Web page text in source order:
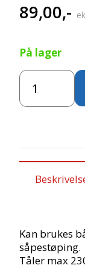
89,00,-
På lager
Silikonform
Kan brukes
såpestøping.
Tåler max